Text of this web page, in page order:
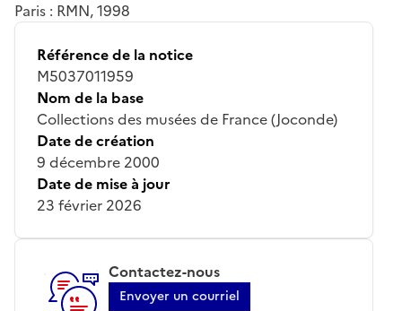
Paris : RMN, 1998
Référence de la notice
M5037011959
Nom de la base
Collections des musées de France (Joconde)
Date de création
9 décembre 2000
Date de mise à jour
23 février 2026
Contactez-nous
Envoyer un courriel